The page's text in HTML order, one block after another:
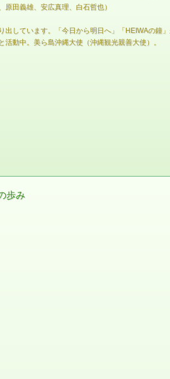
田義雄、安広真理、白石哲也）
しています。「今日から明日へ」「HEIWAの鐘
動中。美ら島沖縄大使（沖縄観光親善大使）。
歩み